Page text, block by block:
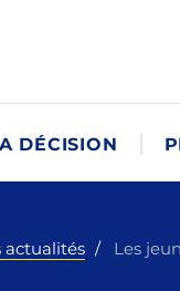
DÉCISION
actualités Les